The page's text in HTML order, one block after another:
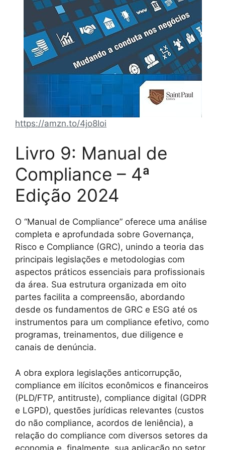
https://amzn.to/4jo8Ioi
Livro 9: Manual de
Compliance – 4ª
Edição 2024
O “Manual de Compliance” oferece uma análise
completa e aprofundada sobre Governança,
Risco e Compliance (GRC), unindo a teoria das
principais legislações e metodologias com
aspectos práticos essenciais para profissionais
da área. Sua estrutura organizada em oito
partes facilita a compreensão, abordando
desde os fundamentos de GRC e ESG até os
instrumentos para um compliance efetivo, como
programas, treinamentos, due diligence e
canais de denúncia.
A obra explora legislações anticorrupção,
compliance em ilícitos econômicos e financeiros
(PLD/FTP, antitruste), compliance digital (GDPR
e LGPD), questões jurídicas relevantes (custos
do não compliance, acordos de leniência), a
relação do compliance com diversos setores da
economia e, finalmente, sua aplicação no setor